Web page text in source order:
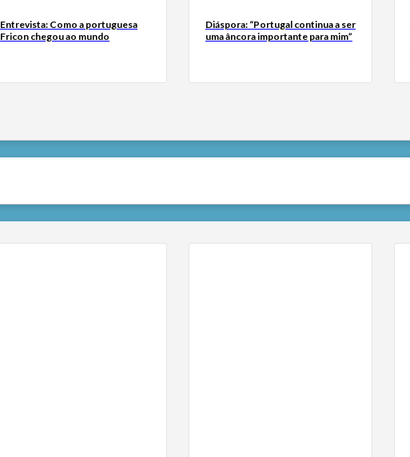
Entrevista: Como a portuguesa
Fricon chegou ao mundo
Diáspora: “Portugal continua a ser
uma âncora importante para mim”